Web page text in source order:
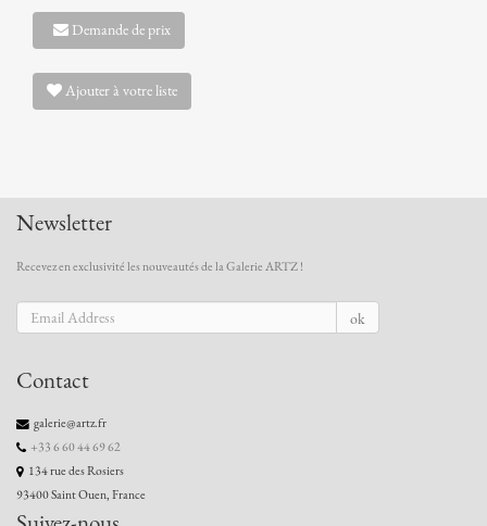
Demande de prix
Ajouter à votre liste
Newsletter
Recevez en exclusivité les nouveautés de la Galerie ARTZ !
ok
Contact
galerie@artz.fr
+33 6 60 44 69 62
134 rue des Rosiers
93400 Saint Ouen, France